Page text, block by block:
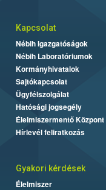
Kapcsolat
Nébih Igazgatóságok
Nébih Laboratóriumok
Kormányhivatalok
Sajtókapcsolat
Ügyfélszolgálat
Hatósági jogsegély
Élelmiszermentő Központ
Hírlevél feliratkozás
Gyakori kérdések
Élelmiszer